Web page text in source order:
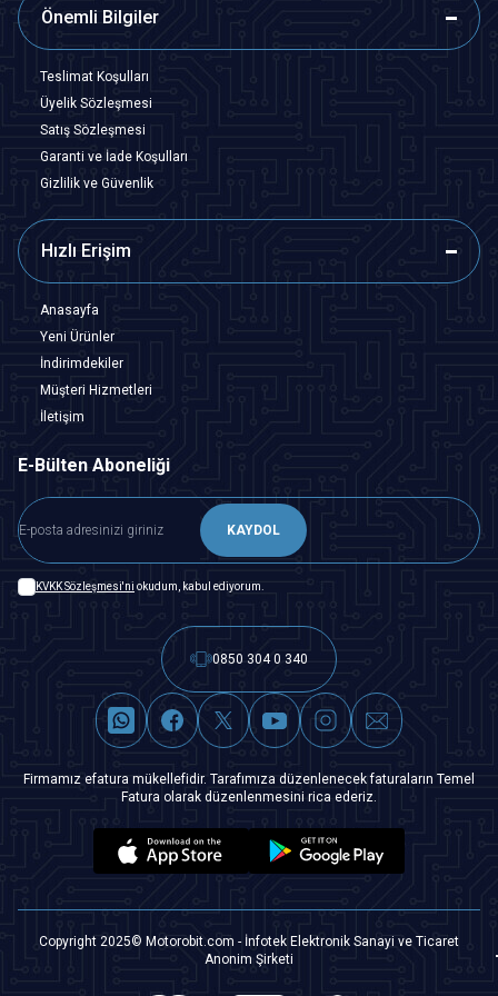
Önemli Bilgiler
Teslimat Koşulları
Üyelik Sözleşmesi
Satış Sözleşmesi
Garanti ve İade Koşulları
Gizlilik ve Güvenlik
Hızlı Erişim
Anasayfa
Yeni Ürünler
İndirimdekiler
Müşteri Hizmetleri
İletişim
E-Bülten Aboneliği
KAYDOL
KVKK Sözleşmesi'ni okudum, kabul ediyorum.
0850 304 0 340
Firmamız efatura mükellefidir. Tarafımıza düzenlenecek faturaların Temel
Fatura olarak düzenlenmesini rica ederiz.
Copyright 2025© Motorobit.com - İnfotek Elektronik Sanayi ve Ticaret
Anonim Şirketi